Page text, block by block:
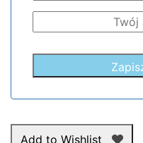
Add to Wishlist